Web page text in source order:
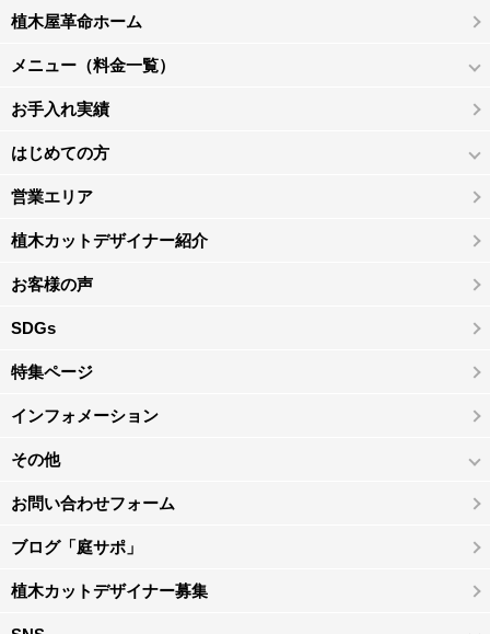
植木屋革命ホーム
メニュー（料金一覧）
お手入れ実績
はじめての方
営業エリア
植木カットデザイナー紹介
お客様の声
SDGs
特集ページ
インフォメーション
その他
お問い合わせフォーム
ブログ「庭サポ」
植木カットデザイナー募集